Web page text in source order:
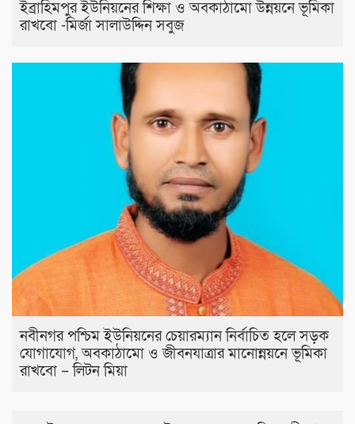
ইব্রাহিমপুর ইউনিয়নের শিক্ষা ও অবকাঠামো উন্নয়নে ভূমিকা
রাখবো -মির্জা সালাউদ্দিন সবুজ
নবীনগর পশ্চিম ইউনিয়নের চেয়ারম্যান নির্বাচিত হলে সড়ক
যোগাযোগ, অবকাঠামো ও জীবনযাত্রার মানোন্নয়নে ভূমিকা
রাখবো – লিটন মিয়া